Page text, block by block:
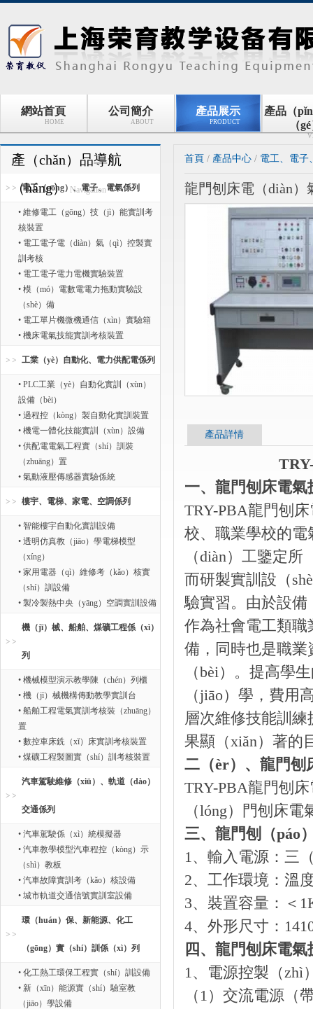
網站首頁
HOME
公司簡介
ABOUT
產品展示
PRODUCT
產品（
（
產（chǎn）品導航
（háng） Navigation
電工（gōng）、電子、電氣係列
• 維修電工（gōng）技（jì）能實訓考
核裝置
• 電工電子電（diàn）氣（qì）控製實
訓考核
• 電工電子電力電機實驗裝置
• 模（mó）電數電電力拖動實驗設
（shè）備
• 電工單片機微機通信（xìn）實驗箱
• 機床電氣技能實訓考核裝置
工業（yè）自動化、電力供配電係列
• PLC工業（yè）自動化實訓（xùn）
設備（bèi）
• 過程控（kòng）製自動化實訓裝置
• 機電一體化技能實訓（xùn）設備
• 供配電電氣工程實（shí）訓裝
（zhuāng）置
• 氣動液壓傳感器實驗係統
樓宇、電梯、家電、空調係列
• 智能樓宇自動化實訓設備
• 透明仿真教（jiāo）學電梯模型
（xíng）
• 家用電器（qì）維修考（kǎo）核實
（shí）訓設備
• 製冷製熱中央（yāng）空調實訓設備
機（jī）械、船舶、煤礦工程係（xì）
列
• 機械模型演示教學陳（chén）列櫃
• 機（jī）械機構傳動教學實訓台
• 船舶工程電氣實訓考核裝（zhuāng）
置
• 數控車床銑（xǐ）床實訓考核裝置
• 煤礦工程製圖實（shí）訓考核裝置
汽車駕駛維修（xiū）、軌道（dào）
交通係列
• 汽車駕駛係（xì）統模擬器
• 汽車教學模型汽車程控（kòng）示
（shì）教板
• 汽車故障實訓考（kǎo）核設備
• 城市軌道交通信號實訓室設備
環（huán）保、新能源、化工
（gōng）實（shí）訓係（xì）列
• 化工熱工環保工程實（shí）訓設備
• 新（xīn）能源實（shí）驗室教
（jiāo）學設備
首頁 / 產品中心 / 電工、電子
龍門刨床電（diàn）
產品詳情
一、龍門刨床電
TRY-PBA龍門刨
校、職業學校的
（diàn）工鑒定
而研製實訓設（
驗實習。由於設備
作為社會電工類職
備，同時也是職業
（bèi）。提高學
（jiāo）學，費用
層次維修技能訓
果顯（xiǎn）著的
二（èr）、龍門刨
TRY-PBA龍門刨
（lóng）門刨床
三、龍門刨（páo
1、輸入電源：三
2、工作環境：溫
3、裝置容量：＜
4、外形尺寸：
四、龍門刨床電
1、電源控製（zhì
（1）交流電源（